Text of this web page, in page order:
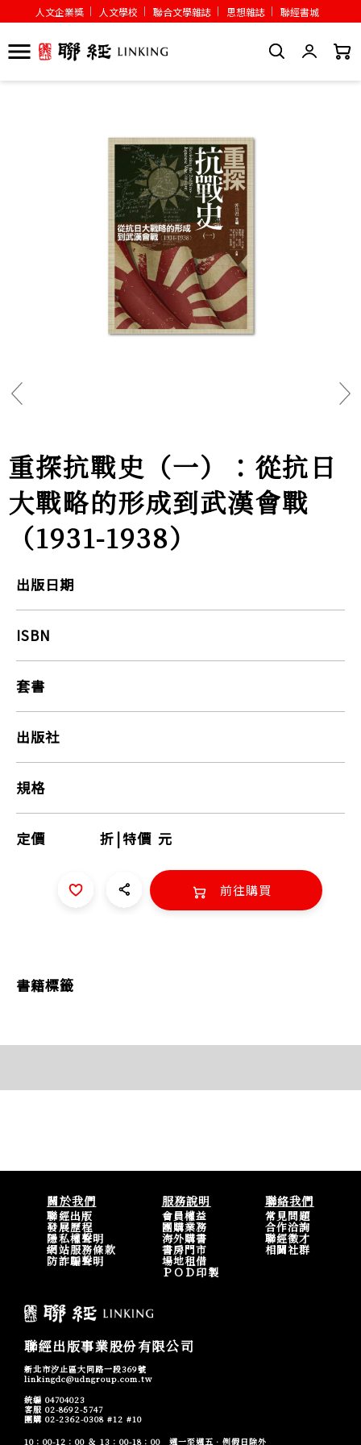
人文企業獎 人文學校 聯合文學雜誌 思想雜誌 聯經書城
重探抗戰史（一）：從抗日
大戰略的形成到武漢會戰
（1931-1938）
出版日期
ISBN
套書
出版社
規格
定價 折 |特價 元
前往購買
書籍標籤
關於我們
聯經出版
發展歷程
隱私權聲明
網站服務條款
防詐騙聲明
服務說明
會員權益
團購業務
海外購書
書房門市
場地租借
ＰＯＤ印製
聯絡我們
常見問題
合作洽詢
聯經徵才
相關社群
聯經出版事業股份有限公司
新北市汐止區大同路一段369號
linkingdc@udngroup.com.tw
統編 04704023
客服 02-8692-5747
團購 02-2362-0308 #12 #10
10：00-12：00 ＆ 13：00-18：00 週一至週五．例假日除外